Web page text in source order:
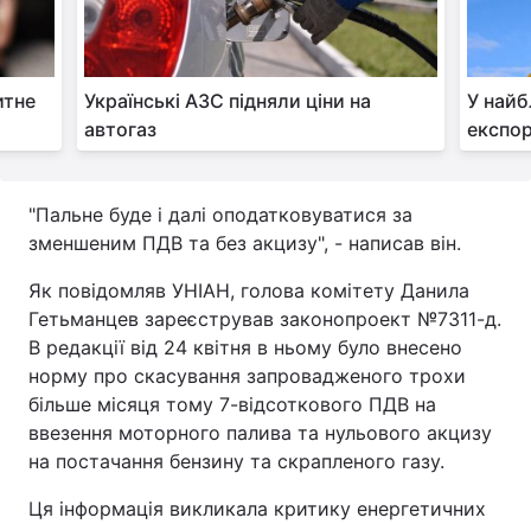
Українські АЗС підняли ціни на
автогаз
У
"Пальне буде і далі оподатковуватися за
зменшеним ПДВ та без акцизу", - написав він.
Як повідомляв УНІАН, голова комітету Данила
Гетьманцев зареєстрував законопроект №7311-д.
В редакції від 24 квітня в ньому було внесено
норму про скасування запровадженого трохи
більше місяця тому 7-відсоткового ПДВ на
ввезення моторного палива та нульового акцизу
на постачання бензину та скрапленого газу.
Ця інформація викликала критику енергетичних